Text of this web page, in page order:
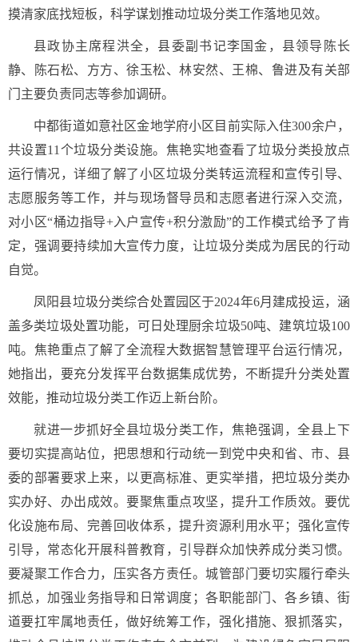
摸清家底找短板，科学谋划推动垃圾分类工作落地见效。
县政协主席程洪全，县委副书记李国金，县领导陈长
静、陈石松、方方、徐玉松、林安然、王棉、鲁进及有关部
门主要负责同志等参加调研。
中都街道如意社区金地学府小区目前实际入住300余户，
共设置11个垃圾分类设施。焦艳实地查看了垃圾分类投放点
运行情况，详细了解了小区垃圾分类转运流程和宣传引导、
志愿服务等工作，并与现场督导员和志愿者进行深入交流，
对小区“桶边指导+入户宣传+积分激励”的工作模式给予了肯
定，强调要持续加大宣传力度，让垃圾分类成为居民的行动
自觉。
凤阳县垃圾分类综合处置园区于2024年6月建成投运，涵
盖多类垃圾处置功能，可日处理厨余垃圾50吨、建筑垃圾100
吨。焦艳重点了解了全流程大数据智慧管理平台运行情况，
她指出，要充分发挥平台数据集成优势，不断提升分类处置
效能，推动垃圾分类工作迈上新台阶。
就进一步抓好全县垃圾分类工作，焦艳强调，全县上下
要切实提高站位，把思想和行动统一到党中央和省、市、县
委的部署要求上来，以更高标准、更实举措，把垃圾分类办
实办好、办出成效。要聚焦重点攻坚，提升工作质效。要优
化设施布局、完善回收体系，提升资源利用水平；强化宣传
引导，常态化开展科普教育，引导群众加快养成分类习惯。
要凝聚工作合力，压实各方责任。城管部门要切实履行牵头
抓总，加强业务指导和日常调度；各职能部门、各乡镇、街
道要扛牢属地责任，做好统筹工作，强化措施、狠抓落实，